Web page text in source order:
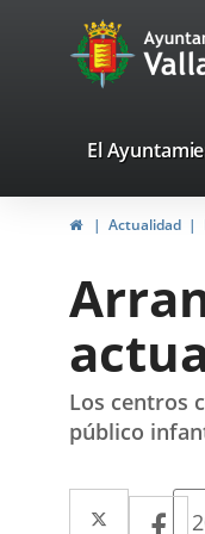
Portal
Web
de
valladolid.es
El
InicioActualidad
Los centros
público
Twitter
Enlace